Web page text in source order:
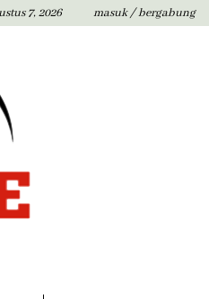
7, 2026 masuk / bergabung